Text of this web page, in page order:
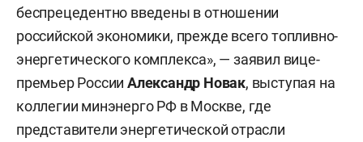
беспрецедентно введены в отношении
российской экономики, прежде всего топливно-
энергетического комплекса», — заявил вице-
премьер РоссииАлександр Новак, выступая на
коллегии минэнерго РФ в Москве, где
представители энергетической отрасли